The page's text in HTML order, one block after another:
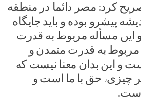
کرد: مصر دائما در منطقه
پیشرو بوده و باید جایگاه
و این مسأله مربوط به قدرت
مربوط به قدرت متمدن و
و این بدان معنا نیست که
چیزی، حق با ما است و